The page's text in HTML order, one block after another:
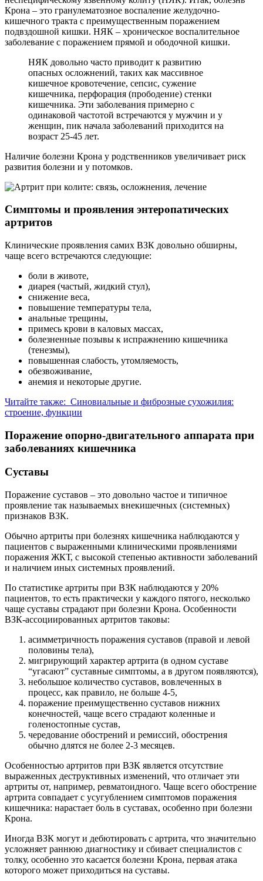
Крона – это гранулематозное воспаление желудочно-
кишечного тракта с преимущественным поражением
подвздошной кишки. НЯК – хроническое воспалительное
заболевание с поражением прямой и ободочной кишки.
НЯК довольно часто приводит к развитию
опасных осложнений, таких как массивное
кишечное кровотечение, сепсис, сужение
кишечника, перфорация (прободение) стенки
кишечника. Эти заболевания примерно с
одинаковой частотой встречаются у мужчин и у
женщин, пик начала заболеваний приходится на
возраст 25-45 лет.
Наличие болезни Крона у родственников увеличивает риск
развития болезни и у потомков.
Симптомы и проявления энтеропатических
артритов
Клинические проявления самих ВЗК довольно обширны,
чаще всего встречаются следующие:
боли в животе,
диарея (частый, жидкий стул),
снижение веса,
повышение температуры тела,
анальные трещины,
примесь крови в каловых массах,
болезненные позывы к испражнению кишечника
(тенезмы),
повышенная слабость, утомляемость,
обезвоживание,
анемия и некоторые другие.
Читайте также: Синовиальные и фиброзные сухожилия:
строение, функции
Поражение опорно-двигательного аппарата при
заболеваниях кишечника
Суставы
Поражение суставов – это довольно частое и типичное
проявление так называемых внекишечных (системных)
признаков ВЗК.
Обычно артриты при болезнях кишечника наблюдаются у
пациентов с выраженными клиническими проявлениями
поражения ЖКТ, с высокой степенью активности заболеваний
и наличием иных системных проявлений.
По статистике артриты при ВЗК наблюдаются у 20%
пациентов, то есть практически у каждого пятого, несколько
чаще суставы страдают при болезни Крона. Особенности
ВЗК-ассоциированных артритов таковы:
асимметричность поражения суставов (правой и левой
половины тела),
мигрирующий характер артрита (в одном суставе
“угасают” суставные симптомы, а в другом появляются),
небольшое количество суставов, вовлеченных в
процесс, как правило, не больше 4-5,
поражение преимущественно суставов нижних
конечностей, чаще всего страдают коленные и
голеностопные сустав,
чередование обострений и ремиссий, обострения
обычно длятся не более 2-3 месяцев.
Особенностью артритов при ВЗК является отсутствие
выраженных деструктивных изменений, что отличает эти
артриты от, например, ревматоидного. Чаще всего обострение
артрита совпадает с усугублением симптомов поражения
кишечника: нарастает боль в суставах, особенно при болезни
Крона.
Иногда ВЗК могут и дебютировать с артрита, что значительно
усложняет раннюю диагностику и сбивает специалистов с
толку, особенно это касается болезни Крона, первая атака
которого может приходиться на суставы.